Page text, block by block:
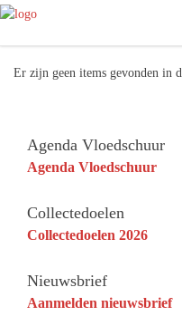
Er zijn geen items gevonden in
Agenda Vloedschuur
Agenda Vloedschuur
Collectedoelen
Collectedoelen 2026
Nieuwsbrief
Aanmelden nieuwsbrief